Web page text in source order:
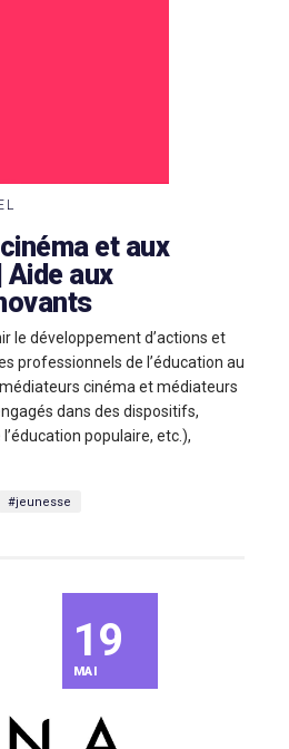
et aux
Aide aux
le développement d’actions et
professionnels de l’éducation au
cinéma et médiateurs
dans des dispositifs,
populaire, etc.),
#jeunesse
19
MAI